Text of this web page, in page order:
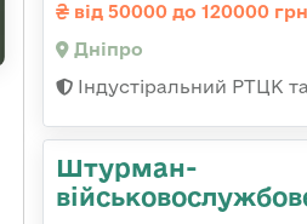
від 50000 до 120000 грн
Дніпро
Індустіральний РТЦК
Штурман-